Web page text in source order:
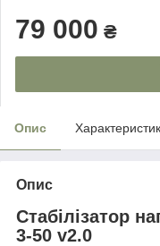
79 000 ₴
Опис
Опис
Стабілізатор
3-50 v2.0